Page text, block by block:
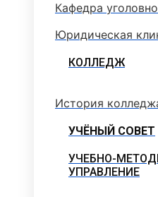
Кафедра
Юридическая
КОЛЛЕДЖ
История
УЧЁНЫЙ СОВЕТ
УЧЕБНО-
УПРАВЛЕНИЕ